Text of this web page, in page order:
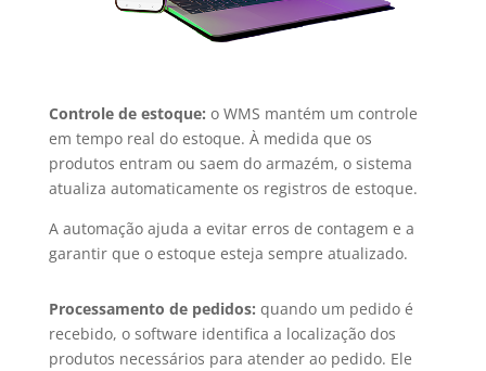
Controle de estoque: o WMS mantém um controle
em tempo real do estoque. À medida que os
produtos entram ou saem do armazém, o sistema
atualiza automaticamente os registros de estoque.
A automação ajuda a evitar erros de contagem e a
garantir que o estoque esteja sempre atualizado.
Processamento de pedidos: quando um pedido é
recebido, o software identifica a localização dos
produtos necessários para atender ao pedido. Ele